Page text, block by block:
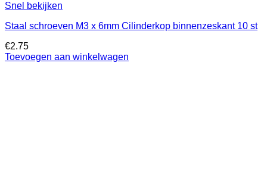
Snel bekijken
Staal schroeven M3 x 6mm Cilinderkop binnenzeskant 10 st
€2.75
Toevoegen aan winkelwagen